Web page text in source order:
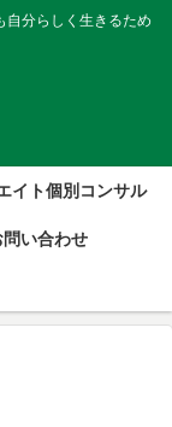
自分らしく生きるため
イト個別コンサル
問い合わせ